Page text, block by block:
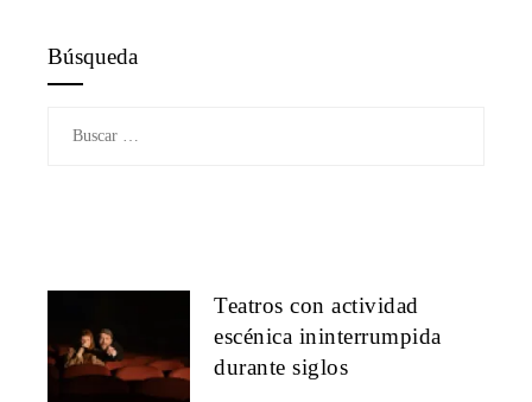
Búsqueda
Teatros con actividad
escénica ininterrumpida
durante siglos